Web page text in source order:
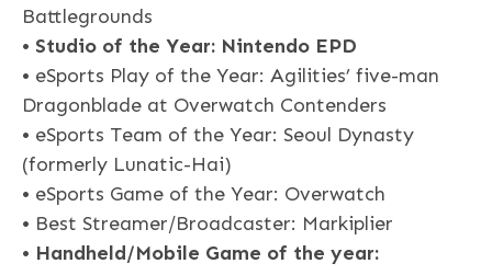
Battlegrounds
• Studio of the Year: Nintendo EPD
• eSports Play of the Year: Agilities’ five-man
Dragonblade at Overwatch Contenders
• eSports Team of the Year: Seoul Dynasty
(formerly Lunatic-Hai)
• eSports Game of the Year: Overwatch
• Best Streamer/Broadcaster: Markiplier
• Handheld/Mobile Game of the year: